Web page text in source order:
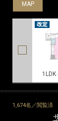
MAP
1,674名／閲覧済